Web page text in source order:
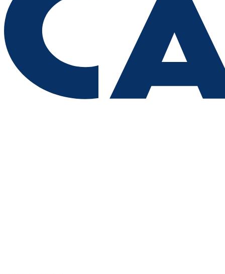
внедрения бережливых технологий в рамках федерального
проекта "Производительность труда"
06.08.2026 | 10:29
Без лишних трат: в регионе работает бесплатный прокат
детских принадлежностей
06.08.2026 | 10:22
Под Самарой потушили ландшафтный пожар на 500
"квадратах"
06.08.2026 | 10:16
В Самарской области утром 6 августа объявили ракетную